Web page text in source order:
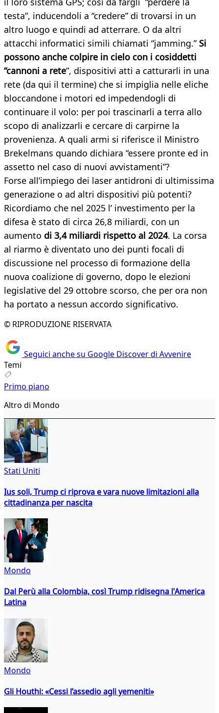
testa”, inducendoli a “credere” di trovarsi in un
altro luogo e quindi ad atterrare. O da altri
attacchi informatici simili chiamati “jamming.”Si
possono anche colpire in cielo con i cosiddetti
“cannoni a rete”, dispositivi atti a catturarli in una
rete (da qui il termine) che si impiglia nelle eliche
bloccandone i motori ed impedendogli di
continuare il volo: per poi trascinarli a terra allo
scopo di analizzarli e cercare di carpirne la
provenienza. A quali armi si riferisce il Ministro
Brekelmans quando dichiara “essere pronte ed in
assetto nel caso di nuovi avvistamenti”?
Forse all’impiego dei laser antidroni di ultimissima
generazione o ad altri dispositivi più potenti?
Ricordiamo che nel 2025 l’ investimento per la
difesa è stato di circa 26,8 miliardi, con un
aumento di 3,4 miliardi rispetto al 2024. La corsa
al riarmo è diventato uno dei punti focali di
discussione nel processo di formazione della
nuova coalizione di governo, dopo le elezioni
legislative del 29 ottobre scorso, che per ora non
ha portato a nessun accordo significativo.
© RIPRODUZIONE RISERVATA
Seguici anche su Google Discover di Avvenire
Temi
Primo piano
Altro di Mondo
Stati Uniti
Ius soli, Trump ci riprova e vara nuove limitazioni alla
cittadinanza per nascita
Mondo
Dal Perù alla Colombia, così Trump ridisegna l'America
Latina
Mondo
Gli Houthi: «Cessi l’assedio agli yemeniti»